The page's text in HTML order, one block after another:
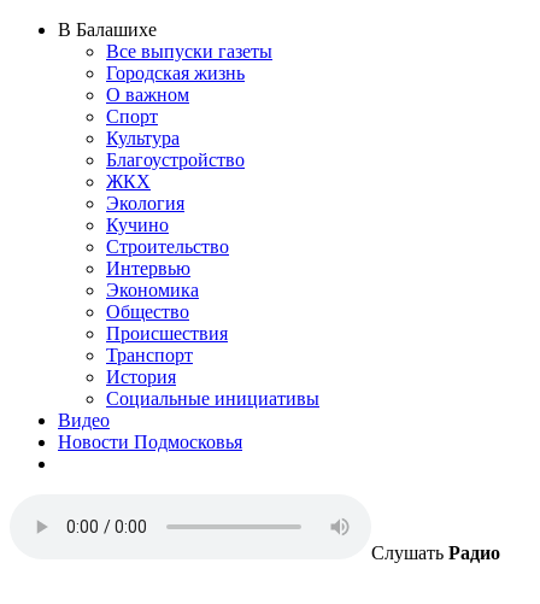
В Балашихе
Все выпуски газеты
Городская жизнь
О важном
Спорт
Культура
Благоустройство
ЖКХ
Экология
Кучино
Строительство
Интервью
Экономика
Общество
Происшествия
Транспорт
История
Социальные инициативы
Видео
Новости Подмосковья
Слушать Радио